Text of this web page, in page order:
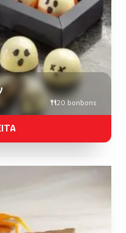
20 bonbons